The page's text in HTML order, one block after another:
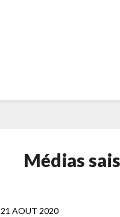
Médias
21 AOUT 2020